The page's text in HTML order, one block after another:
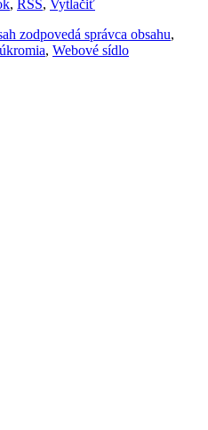
, RSS, Vytlačiť
zodpovedá správca obsahu,
, Webové sídlo